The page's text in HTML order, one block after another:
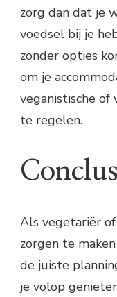
zorg dan dat je
voedsel bij je
zonder opties
om je
veganistische of
te regelen.
Als vegetariër
zorgen te
de juiste
je volop